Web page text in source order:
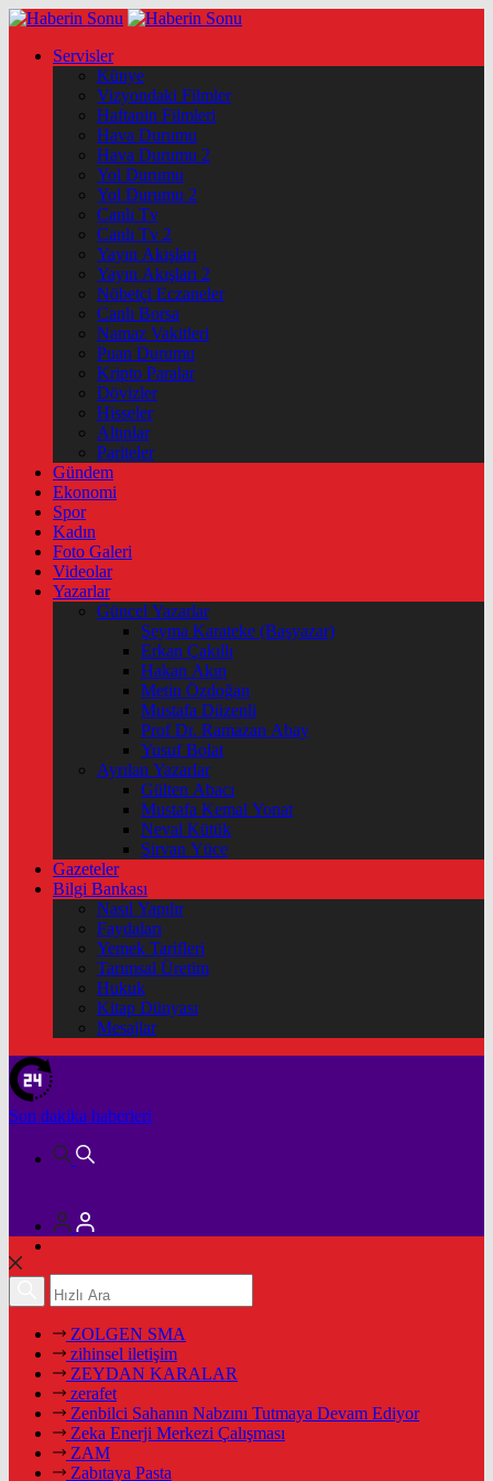
Servisler
Künye
Vizyondaki Filmler
Haftanin Filmleri
Hava Durumu
Hava Durumu 2
Yol Durumu
Yol Durumu 2
Canlı Tv
Canlı Tv 2
Yayın Akışları
Yayın Akışları 2
Nöbetçi Eczaneler
Canlı Borsa
Namaz Vakitleri
Puan Durumu
Kripto Paralar
Dövizler
Hisseler
Altınlar
Pariteler
Gündem
Ekonomi
Spor
Kadın
Foto Galeri
Videolar
Yazarlar
Güncel Yazarlar
Şeyma Karateke (Başyazar)
Erkan Çakıllı
Hakan Akın
Metin Özdoğan
Mustafa Düzenli
Prof Dr. Ramazan Abay
Yusuf Bolat
Ayrılan Yazarlar
Gülten Abacı
Mustafa Kemal Yonat
Neval Kütük
Şirvan Yüce
Gazeteler
Bilgi Bankası
Nasıl Yapılır
Faydaları
Yemek Tarifleri
Tarımsal Üretim
Hukuk
Kitap Dünyası
Mesajlar
Son dakika haberleri
ZOLGEN SMA
zihinsel iletişim
ZEYDAN KARALAR
zerafet
Zenbilci Sahanın Nabzını Tutmaya Devam Ediyor
Zeka Enerji Merkezi Çalışması
ZAM
Zabıtaya Pasta